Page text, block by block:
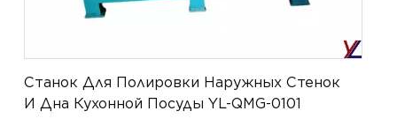
Станок Для Полировки Наружных Стенок
И Дна Кухонной Посуды YL-QMG-0101